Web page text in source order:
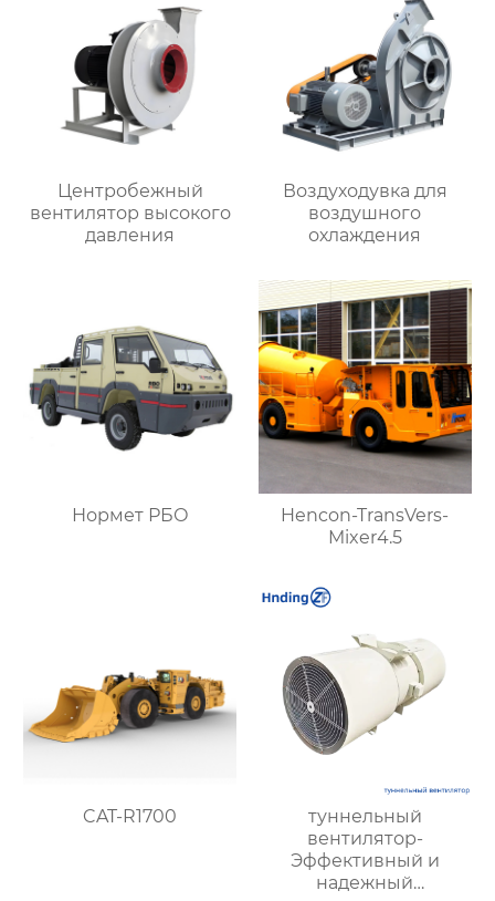
Центробежный
вентилятор высокого
давления
Воздуходувка для
воздушного
охлаждения
Нормет РБО
Hencon-TransVers-
Mixer4.5
CAT-R1700
туннельный
вентилятор-
Эффективный и
надежный